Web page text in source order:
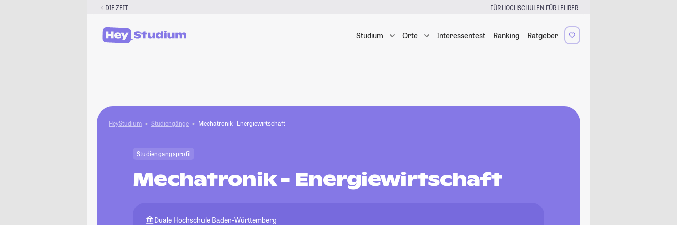
DIE ZEIT FÜR HOCHSCHULEN|FÜR LEHRER
Studium Orte Interessentest Ranking Ratgeber
HeyStudium Studiengänge Mechatronik - Energiewirtschaft
Studiengangsprofil
Mechatronik - Energiewirtschaft
Duale Hochschule Baden-Württemberg